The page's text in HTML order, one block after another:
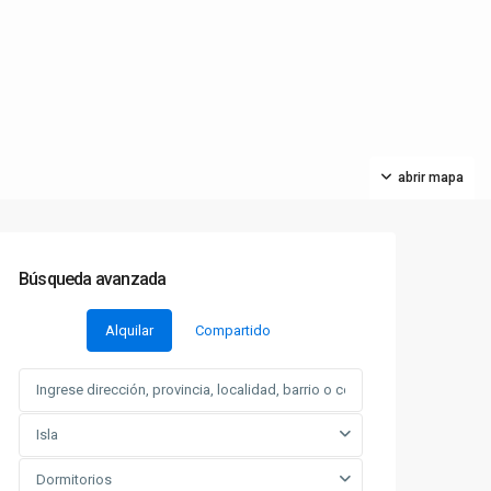
abrir mapa
Búsqueda avanzada
Alquilar Compartido
Isla
Dormitorios